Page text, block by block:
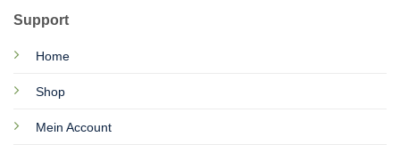
Support
Home
Shop
Mein Account